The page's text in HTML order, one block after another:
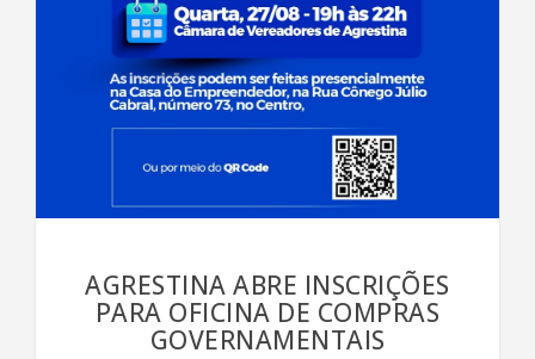
AGRESTINA ABRE INSCRIÇÕES
PARA OFICINA DE COMPRAS
GOVERNAMENTAIS